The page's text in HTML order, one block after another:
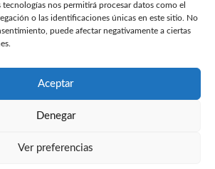
nos permitirá procesar datos como el
o las identificaciones únicas en este sitio. No
puede afectar negativamente a ciertas
Aceptar
Denegar
Ver preferencias
de diseño y desarrollo técnicoonline
desde
Formulario de contacto